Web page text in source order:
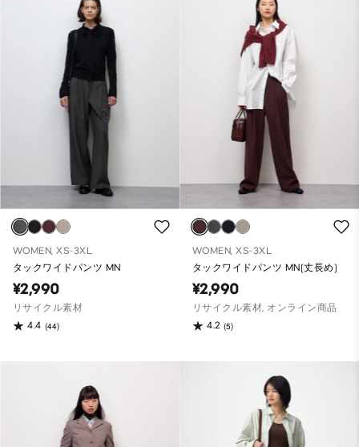
WOMEN, XS-3XL
タックワイドパンツ MN
¥2,990
リサイクル素材
4.4 (44)
WOMEN, XS-3XL
タックワイドパンツ MN(丈長め)
¥2,990
リサイクル素材, オンライン商品
4.2 (5)